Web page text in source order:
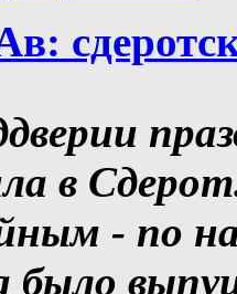
в
- по
было